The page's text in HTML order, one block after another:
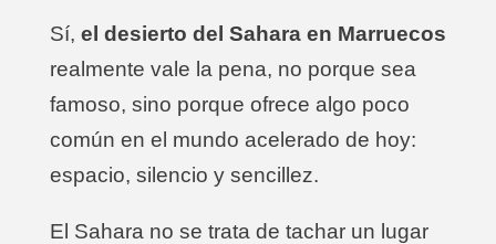
Sí, el desierto del Sahara en Marruecos
realmente vale la pena, no porque sea
famoso, sino porque ofrece algo poco
común en el mundo acelerado de hoy:
espacio, silencio y sencillez.
El Sahara no se trata de tachar un lugar